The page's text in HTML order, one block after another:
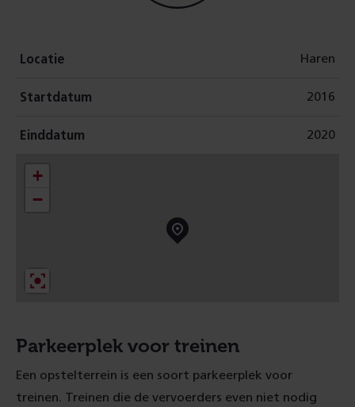
l
i
s
e
d
)
Locatie Haren
Startdatum 2016
Einddatum 2020
+
−
Parkeerplek voor treinen
Een opstelterrein is een soort parkeerplek voor
treinen. Treinen die de vervoerders even niet nodig